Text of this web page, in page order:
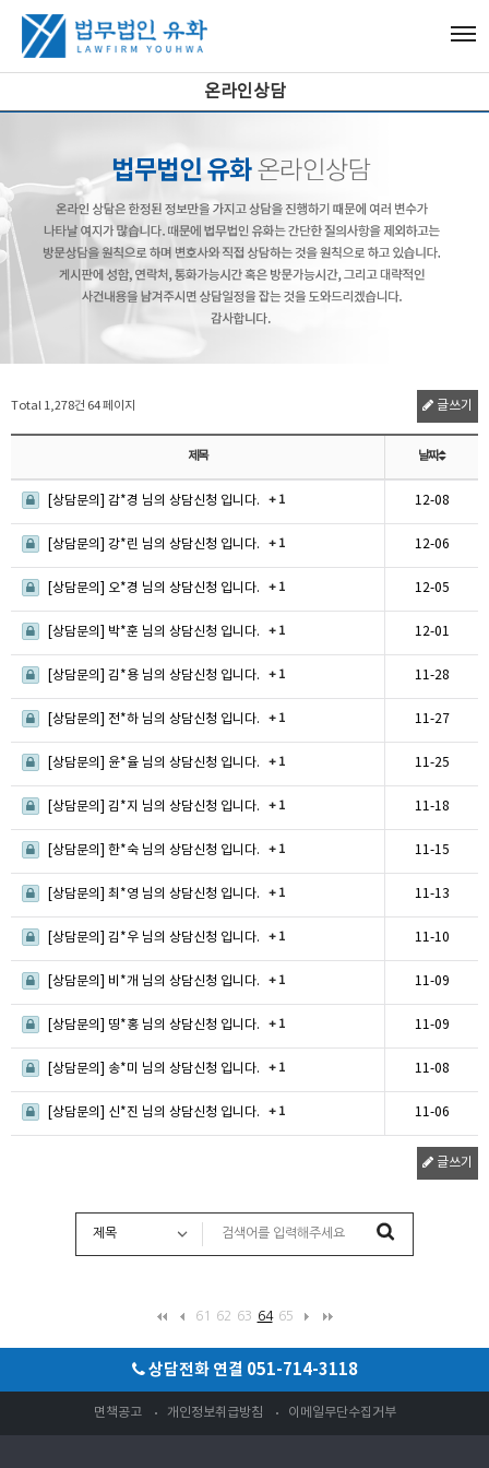
온라인상담
Total 1,278건 64 페이지 글쓰기
제목 날짜
[상담문의] 감*경 님의 상담신청 입니다. + 1 12-08
[상담문의] 강*린 님의 상담신청 입니다. + 1 12-06
[상담문의] 오*경 님의 상담신청 입니다. + 1 12-05
[상담문의] 박*훈 님의 상담신청 입니다. + 1 12-01
[상담문의] 김*용 님의 상담신청 입니다. + 1 11-28
[상담문의] 전*하 님의 상담신청 입니다. + 1 11-27
[상담문의] 윤*율 님의 상담신청 입니다. + 1 11-25
[상담문의] 김*지 님의 상담신청 입니다. + 1 11-18
[상담문의] 한*숙 님의 상담신청 입니다. + 1 11-15
[상담문의] 최*영 님의 상담신청 입니다. + 1 11-13
[상담문의] 김*우 님의 상담신청 입니다. + 1 11-10
[상담문의] 비*개 님의 상담신청 입니다. + 1 11-09
[상담문의] 띵*홍 님의 상담신청 입니다. + 1 11-09
[상담문의] 송*미 님의 상담신청 입니다. + 1 11-08
[상담문의] 신*진 님의 상담신청 입니다. + 1 11-06
글쓰기
61 62 63 64 65
상담전화 연결 051-714-3118
면책공고 개인정보취급방침 이메일무단수집거부